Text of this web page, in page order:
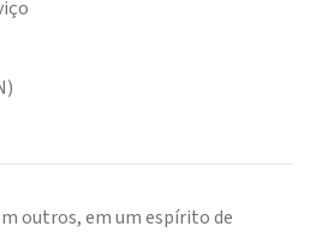
outros, em um espírito de